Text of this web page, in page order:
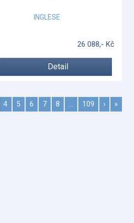
INGLESE
26 088,- Kč
Detail
4 5 6 7 8 109 › »